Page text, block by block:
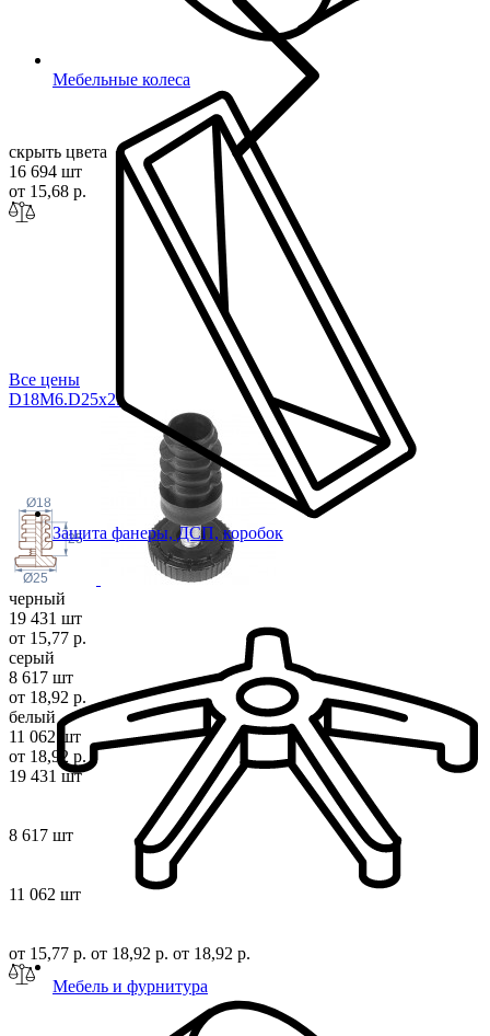
Мебельные колеса
Защита фанеры, ДСП, коробок
Мебель и фурнитура
скрыть цвета
16 694 шт
от 15,68 р.
Все цены
D18M6.D25x25
Ø25
25
Ø18
черный
19 431 шт
от 15,77 р.
серый
8 617 шт
от 18,92 р.
белый
11 062 шт
от 18,92 р.
19 431 шт
8 617 шт
11 062 шт
от 15,77 р. от 18,92 р. от 18,92 р.